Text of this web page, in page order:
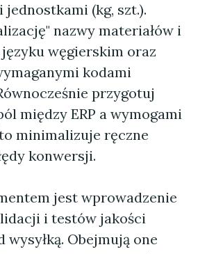
jednostkami (kg, szt.).
nazwy materiałów i
węgierskim oraz
kodami
przygotuj
między ERP a wymogami
minimalizuje ręczne
konwersji.
jest wprowadzenie
i testów jakości
wysyłką. Obejmują one